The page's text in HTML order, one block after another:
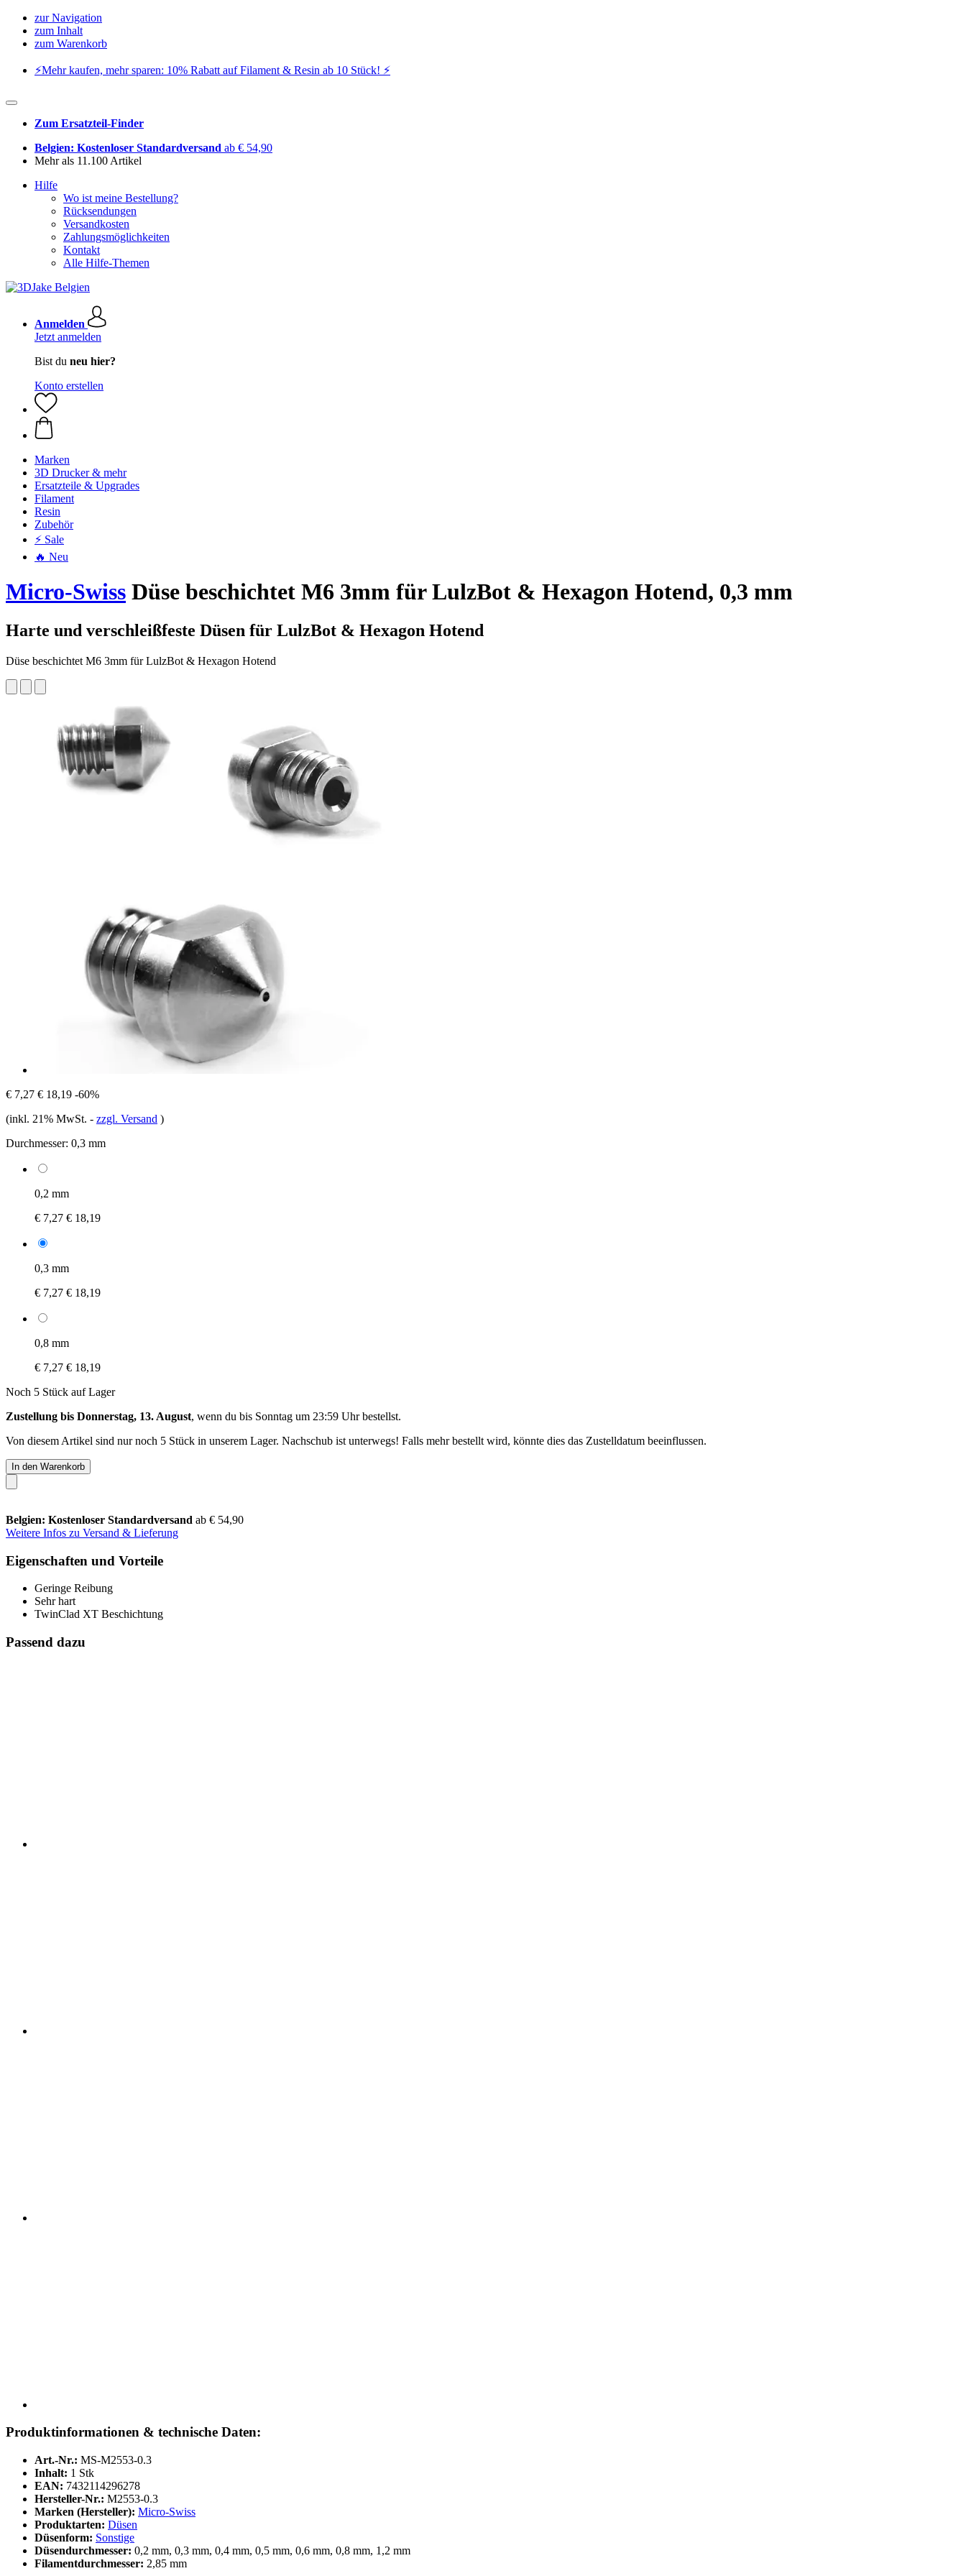
zur Navigation
zum Inhalt
zum Warenkorb
⚡️Mehr kaufen, mehr sparen: 10% Rabatt auf Filament & Resin ab 10 Stück! ⚡️
Zum Ersatzteil-Finder
Belgien: Kostenloser Standardversand ab € 54,90
Mehr als 11.100 Artikel
Hilfe
Wo ist meine Bestellung?
Rücksendungen
Versandkosten
Zahlungsmöglichkeiten
Kontakt
Alle Hilfe-Themen
Anmelden
Jetzt anmelden
Bist du neu hier?
Konto erstellen
Marken
3D Drucker & mehr
Ersatzteile & Upgrades
Filament
Resin
Zubehör
⚡ Sale
🔥 Neu
Micro-Swiss Düse beschichtet M6 3mm für LulzBot & Hexagon Hotend, 0,3 mm
Harte und verschleißfeste Düsen für LulzBot & Hexagon Hotend
Düse beschichtet M6 3mm für LulzBot & Hexagon Hotend
€ 7,27 € 18,19 -60%
(inkl. 21% MwSt. - zzgl. Versand )
Durchmesser: 0,3 mm
0,2 mm
€ 7,27 € 18,19
0,3 mm
€ 7,27 € 18,19
0,8 mm
€ 7,27 € 18,19
Noch 5 Stück auf Lager
Zustellung bis Donnerstag, 13. August, wenn du bis Sonntag um 23:59 Uhrbestellst.
Von diesem Artikel sind nur noch 5 Stück in unserem Lager. Nachschub ist unterwegs! Falls mehr bestellt wird, könnte dies das Zustelldatum beeinflussen.
In den Warenkorb
Belgien: Kostenloser Standardversand ab € 54,90
Weitere Infos zu Versand & Lieferung
Eigenschaften und Vorteile
Geringe Reibung
Sehr hart
TwinClad XT Beschichtung
Passend dazu
Produktinformationen & technische Daten:
Art.-Nr.: MS-M2553-0.3
Inhalt: 1 Stk
EAN: 7432114296278
Hersteller-Nr.: M2553-0.3
Marken (Hersteller): Micro-Swiss
Produktarten: Düsen
Düsenform: Sonstige
Düsendurchmesser: 0,2 mm, 0,3 mm, 0,4 mm, 0,5 mm, 0,6 mm, 0,8 mm, 1,2 mm
Filamentdurchmesser: 2,85 mm